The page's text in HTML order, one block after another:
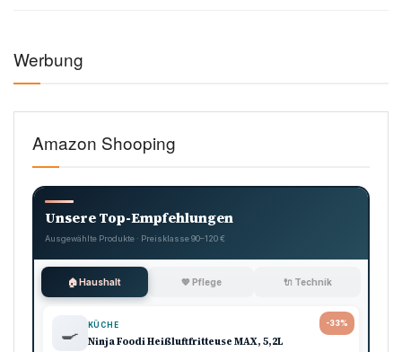
Werbung
Amazon Shooping
Unsere Top-Empfehlungen
Ausgewählte Produkte · Preisklasse 90–120 €
🏠 Haushalt 💖 Pflege 🔌 Technik
-33%
🍳 KÜCHE
Ninja Foodi Heißluftfritteuse MAX, 5,2L